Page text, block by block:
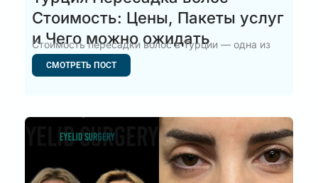
Стоимость: Цены, Пакеты услуг
и Чего можно ожидать
Стоимость пересадки волос в Турции — одна из
самых популярных
СМОТРЕТЬ ПОСТ